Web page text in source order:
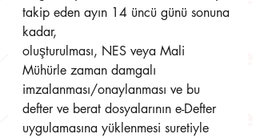
takip eden ayın 14 üncü günü sonuna
kadar,
oluşturulması, NES veya Mali
Mühürle zaman damgalı
imzalanması/onaylanması ve bu
defter ve berat dosyalarının e-Defter
uygulamasına yüklenmesi suretiyle